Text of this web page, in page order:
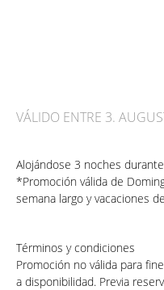
VÁLIDO ENTRE 3.
Alojándose 3 noches
*Promoción válida de
semana largo y vacaciones
Términos y condiciones
Promoción no válida para
a disponibilidad. Previa